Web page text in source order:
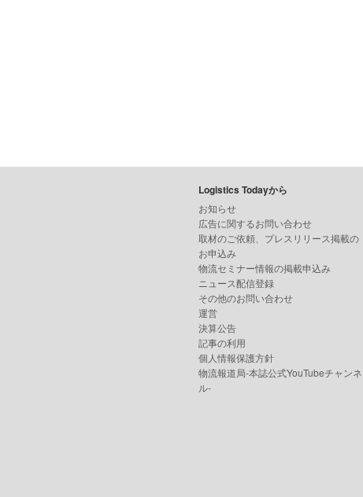
Logistics Todayから
お知らせ
広告に関するお問い合わせ
取材のご依頼、プレスリリース掲載の
お申込み
物流セミナー情報の掲載申込み
ニュース配信登録
その他のお問い合わせ
運営
決算公告
記事の利用
個人情報保護方針
物流報道局-本誌公式YouTubeチャンネ
ル-